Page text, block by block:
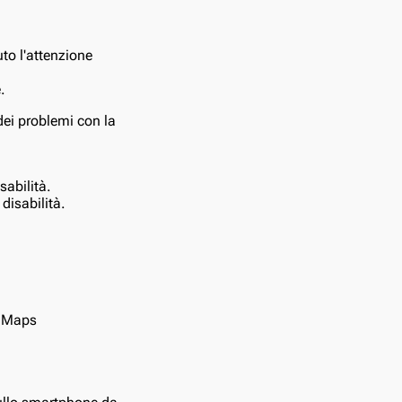
l'attenzione
problemi con la
disabilità.